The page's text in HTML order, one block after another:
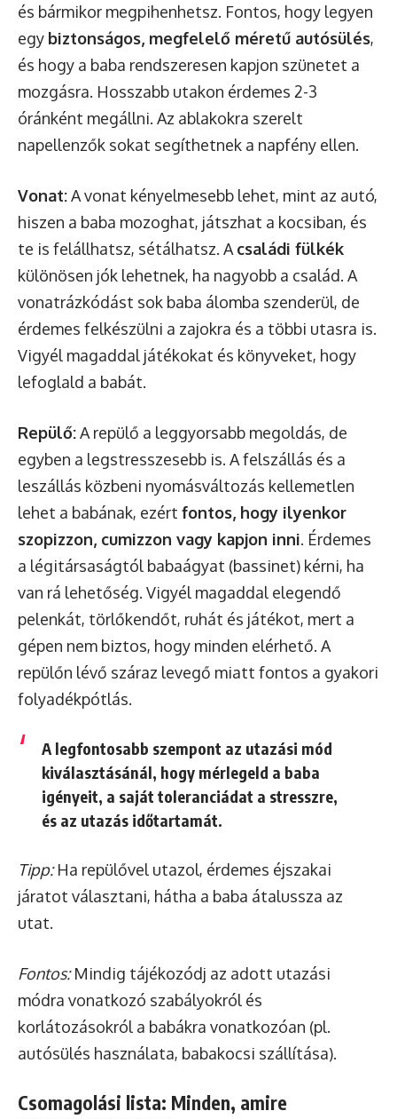
és bármikor megpihenhetsz. Fontos, hogy legyen
egy biztonságos, megfelelő méretű autósülés,
és hogy a baba rendszeresen kapjon szünetet a
mozgásra. Hosszabb utakon érdemes 2-3
óránként megállni. Az ablakokra szerelt
napellenzők sokat segíthetnek a napfény ellen.
Vonat:A vonat kényelmesebb lehet, mint az autó,
hiszen a baba mozoghat, játszhat a kocsiban, és
te is felállhatsz, sétálhatsz. A családi fülkék
különösen jók lehetnek, ha nagyobb a család. A
vonatrázkódást sok baba álomba szenderül, de
érdemes felkészülni a zajokra és a többi utasra is.
Vigyél magaddal játékokat és könyveket, hogy
lefoglald a babát.
Repülő:A repülő a leggyorsabb megoldás, de
egyben a legstresszesebb is. A felszállás és a
leszállás közbeni nyomásváltozás kellemetlen
lehet a babának, ezért fontos, hogy ilyenkor
szopizzon, cumizzon vagy kapjon inni. Érdemes
a légitársaságtól babaágyat (bassinet) kérni, ha
van rá lehetőség. Vigyél magaddal elegendő
pelenkát, törlőkendőt, ruhát és játékot, mert a
gépen nem biztos, hogy minden elérhető. A
repülőn lévő száraz levegő miatt fontos a gyakori
folyadékpótlás.
A legfontosabb szempont az utazási mód
kiválasztásánál, hogy mérlegeld a baba
igényeit, a saját toleranciádat a stresszre,
és az utazás időtartamát.
Tipp:Ha repülővel utazol, érdemes éjszakai
járatot választani, hátha a baba átalussza az
utat.
Fontos:Mindig tájékozódj az adott utazási
módra vonatkozó szabályokról és
korlátozásokról a babákra vonatkozóan (pl.
autósülés használata, babakocsi szállítása).
Csomagolási lista: Minden, amire